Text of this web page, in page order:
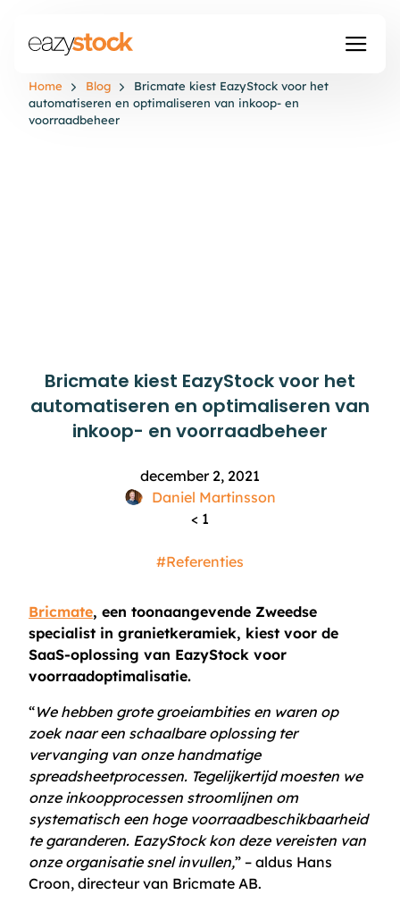
Home Blog
Bricmate kiest EazyStock voor het
automatiseren en optimaliseren van inkoop- en
voorraadbeheer
Bricmate kiest EazyStock voor het
automatiseren en optimaliseren van
inkoop- en voorraadbeheer
december 2, 2021
Daniel Martinsson
< 1
#Referenties
Bricmate, een toonaangevende Zweedse
specialist in granietkeramiek, kiest voor de
SaaS-oplossing van EazyStock voor
voorraadoptimalisatie.
“We hebben grote groeiambities en waren op
zoek naar een schaalbare oplossing ter
vervanging van onze handmatige
spreadsheetprocessen. Tegelijkertijd moesten we
onze inkoopprocessen stroomlijnen om
systematisch een hoge voorraadbeschikbaarheid
te garanderen. EazyStock kon deze vereisten van
onze organisatie snel invullen,” – aldus Hans
Croon, directeur van Bricmate AB.